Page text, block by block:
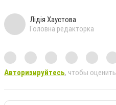
Лідія Хаустова
Головна редакторка
Авторизируйтесь, чтобы оценить